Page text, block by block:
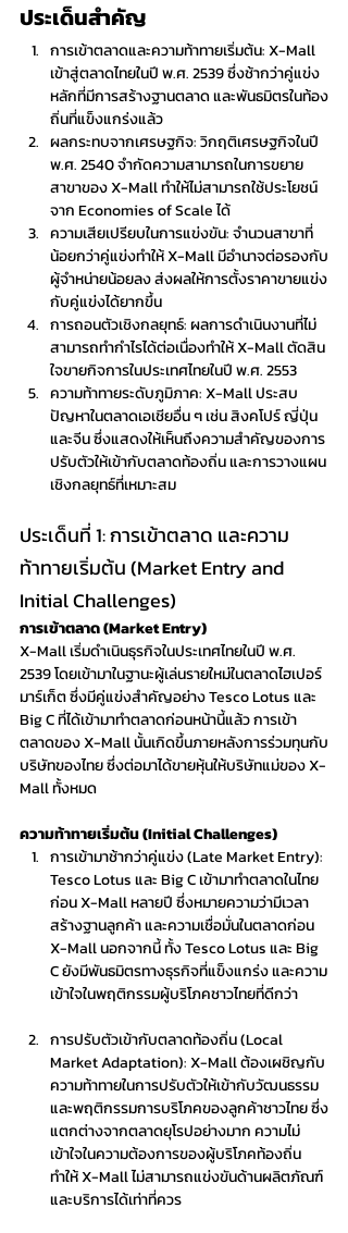
ประเด็นสำคัญ
การเข้าตลาดและความท้าทายเริ่มต้น: X-Mall
เข้าสู่ตลาดไทยในปี พ.ศ. 2539 ซึ่งช้ากว่าคู่แข่ง
หลักที่มีการสร้างฐานตลาด และพันธมิตรในท้อง
ถิ่นที่แข็งแกร่งแล้ว
ผลกระทบจากเศรษฐกิจ: วิกฤติเศรษฐกิจในปี
พ.ศ. 2540 จำกัดความสามารถในการขยาย
สาขาของ X-Mall ทำให้ไม่สามารถใช้ประโยชน์
จาก Economies of Scale ได้
ความเสียเปรียบในการแข่งขัน: จำนวนสาขาที่
น้อยกว่าคู่แข่งทำให้ X-Mall มีอำนาจต่อรองกับ
ผู้จำหน่ายน้อยลง ส่งผลให้การตั้งราคาขายแข่ง
กับคู่แข่งได้ยากขึ้น
การถอนตัวเชิงกลยุทธ์: ผลการดำเนินงานที่ไม่
สามารถทำกำไรได้ต่อเนื่องทำให้ X-Mall ตัดสิน
ใจขายกิจการในประเทศไทยในปี พ.ศ. 2553
ความท้าทายระดับภูมิภาค: X-Mall ประสบ
ปัญหาในตลาดเอเชียอื่น ๆ เช่น สิงคโปร์ ญี่ปุ่น
และจีน ซึ่งแสดงให้เห็นถึงความสำคัญของการ
ปรับตัวให้เข้ากับตลาดท้องถิ่น และการวางแผน
เชิงกลยุทธ์ที่เหมาะสม
ประเด็นที่ 1: การเข้าตลาด และความ
ท้าทายเริ่มต้น (Market Entry and
Initial Challenges)
การเข้าตลาด (Market Entry)
X-Mall เริ่มดำเนินธุรกิจในประเทศไทยในปี พ.ศ.
2539 โดยเข้ามาในฐานะผู้เล่นรายใหม่ในตลาดไฮเปอร์
มาร์เก็ต ซึ่งมีคู่แข่งสำคัญอย่าง Tesco Lotus และ
Big C ที่ได้เข้ามาทำตลาดก่อนหน้านี้แล้ว การเข้า
ตลาดของ X-Mall นั้นเกิดขึ้นภายหลังการร่วมทุนกับ
บริษัทของไทย ซึ่งต่อมาได้ขายหุ้นให้บริษัทแม่ของ X-
Mall ทั้งหมด
ความท้าทายเริ่มต้น (Initial Challenges)
การเข้ามาช้ากว่าคู่แข่ง (Late Market Entry):
Tesco Lotus และ Big C เข้ามาทำตลาดในไทย
ก่อน X-Mall หลายปี ซึ่งหมายความว่ามีเวลา
สร้างฐานลูกค้า และความเชื่อมั่นในตลาดก่อน
X-Mall นอกจากนี้ ทั้ง Tesco Lotus และ Big
C ยังมีพันธมิตรทางธุรกิจที่แข็งแกร่ง และความ
เข้าใจในพฤติกรรมผู้บริโภคชาวไทยที่ดีกว่า
การปรับตัวเข้ากับตลาดท้องถิ่น (Local
Market Adaptation): X-Mall ต้องเผชิญกับ
ความท้าทายในการปรับตัวให้เข้ากับวัฒนธรรม
และพฤติกรรมการบริโภคของลูกค้าชาวไทย ซึ่ง
แตกต่างจากตลาดยุโรปอย่างมาก ความไม่
เข้าใจในความต้องการของผู้บริโภคท้องถิ่น
ทำให้ X-Mall ไม่สามารถแข่งขันด้านผลิตภัณฑ์
และบริการได้เท่าที่ควร